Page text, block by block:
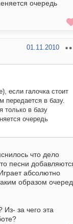
очередь
01.11.2010
если галочка стоит
передается в базу.
только в базу
очередь
что дело
песни
абсолютно
образом
Из- за чего эта